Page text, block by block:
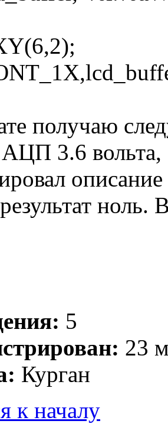
получаю
3.6 вольта,
ноль.
5
23
Курган
к началу